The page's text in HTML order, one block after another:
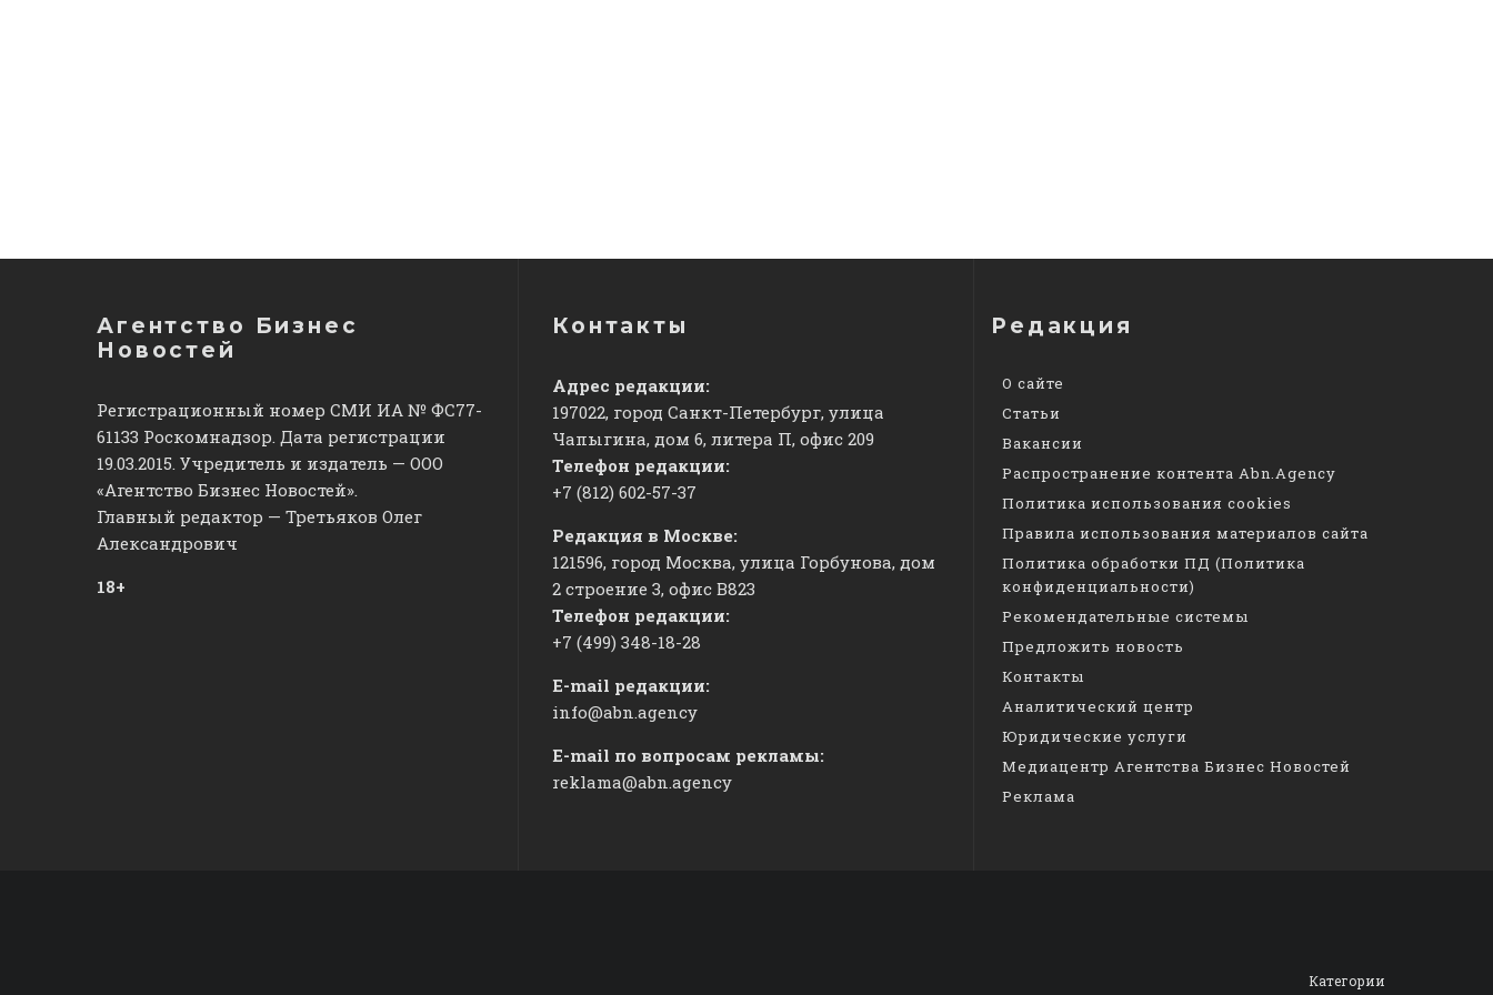
Агентство Бизнес
Новостей
Регистрационный номер СМИ ИА № ФС77-
61133 Роскомнадзор. Дата регистрации
19.03.2015. Учредитель и издатель — ООО
«Агентство Бизнес Новостей».
Главный редактор — Третьяков Олег
Александрович
18+
Контакты
Адрес редакции:
197022, город Санкт-Петербург, улица
Чапыгина, дом 6, литера П, офис 209
Телефон редакции:
+7 (812) 602-57-37
Редакция в Москве:
121596, город Москва, улица Горбунова, дом
2 строение 3, офис ​В823
Телефон редакции:
+7 (499) 348-18-28
E-mail редакции:
info@abn.agency
E-mail по вопросам рекламы:
reklama@abn.agency
Редакция
О сайте
Статьи
Вакансии
Распространение контента Abn.Agency
Политика использования cookies
Правила использования материалов сайта
Политика обработки ПД (Политика
конфиденциальности)
Рекомендательные системы
Предложить новость
Контакты
Аналитический центр
Юридические услуги
Медиацентр Агентства Бизнес Новостей
Реклама
Категории